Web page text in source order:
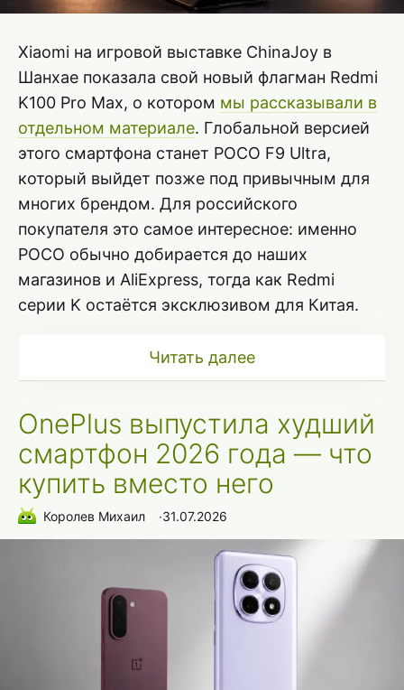
Xiaomi на игровой выставке ChinaJoy в
Шанхае показала свой новый флагман Redmi
K100 Pro Max, о котором мы рассказывали в
отдельном материале. Глобальной версией
этого смартфона станет POCO F9 Ultra,
который выйдет позже под привычным для
многих брендом. Для российского
покупателя это самое интересное: именно
POCO обычно добирается до наших
магазинов и AliExpress, тогда как Redmi
серии K остаётся эксклюзивом для Китая.
Читать далее
OnePlus выпустила худший
смартфон 2026 года — что
купить вместо него
Королев Михаил ∙31.07.2026